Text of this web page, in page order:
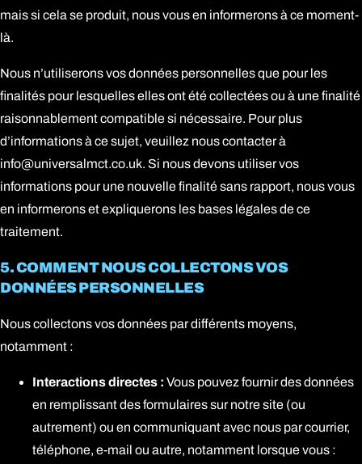
mais si cela se produit, nous vous en informerons à ce moment-
là.
Nous n’utiliserons vos données personnelles que pour les
finalités pour lesquelles elles ont été collectées ou à une finalité
raisonnablement compatible si nécessaire. Pour plus
d’informations à ce sujet, veuillez nous contacter à
info@universalmct.co.uk. Si nous devons utiliser vos
informations pour une nouvelle finalité sans rapport, nous vous
en informerons et expliquerons les bases légales de ce
traitement.
5. COMMENT NOUS COLLECTONS VOS
DONNÉES PERSONNELLES
Nous collectons vos données par différents moyens,
notamment :
Interactions directes : Vous pouvez fournir des données
en remplissant des formulaires sur notre site (ou
autrement) ou en communiquant avec nous par courrier,
téléphone, e-mail ou autre, notamment lorsque vous :